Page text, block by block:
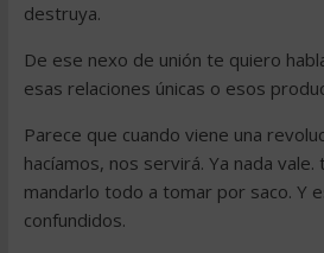
destruya.
De ese nexo de unión te quiero
esas relaciones únicas o esos
Parece que cuando viene una
hacíamos, nos servirá. Ya nada
mandarlo todo a tomar por saco. Y
confundidos.